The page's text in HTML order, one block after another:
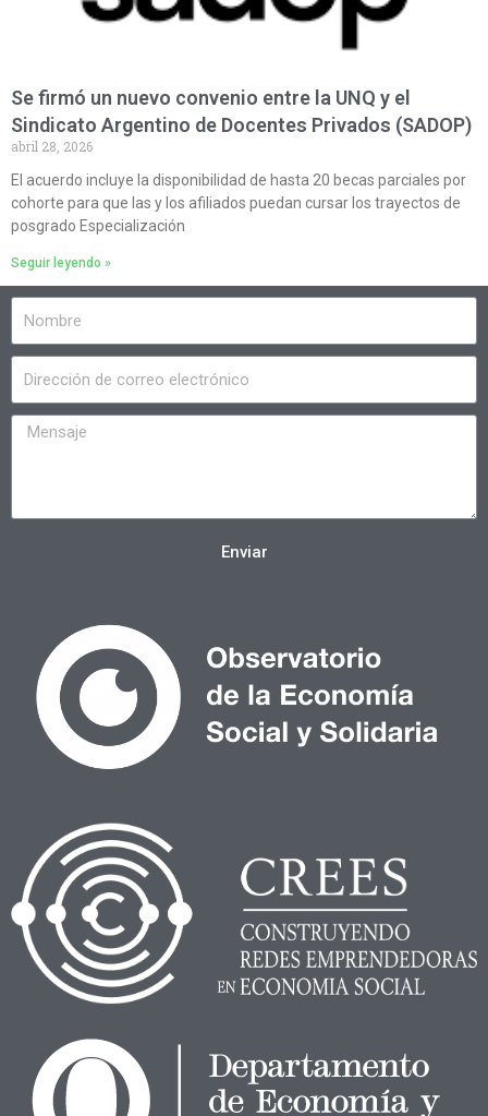
Se firmó un nuevo convenio entre la UNQ y el
Sindicato Argentino de Docentes Privados (SADOP)
abril 28, 2026
El acuerdo incluye la disponibilidad de hasta 20 becas parciales por
cohorte para que las y los afiliados puedan cursar los trayectos de
posgrado Especialización
Seguir leyendo »
Enviar